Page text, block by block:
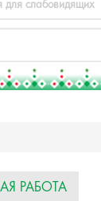
для слабовидящих
РАБОТА